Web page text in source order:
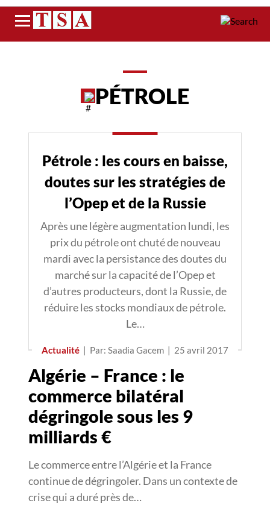
Menu
PÉTROLE
Pétrole : les cours en baisse,
doutes sur les stratégies de
l’Opep et de la Russie
Après une légère augmentation lundi, les
prix du pétrole ont chuté de nouveau
mardi avec la persistance des doutes du
marché sur la capacité de l’Opep et
d’autres producteurs, dont la Russie, de
réduire les stocks mondiaux de pétrole.
Le…
Actualité | Par: Saadia Gacem | 25 avril 2017
Algérie – France : le
commerce bilatéral
dégringole sous les 9
milliards €
Le commerce entre l’Algérie et la France
continue de dégringoler. Dans un contexte de
crise qui a duré près de…